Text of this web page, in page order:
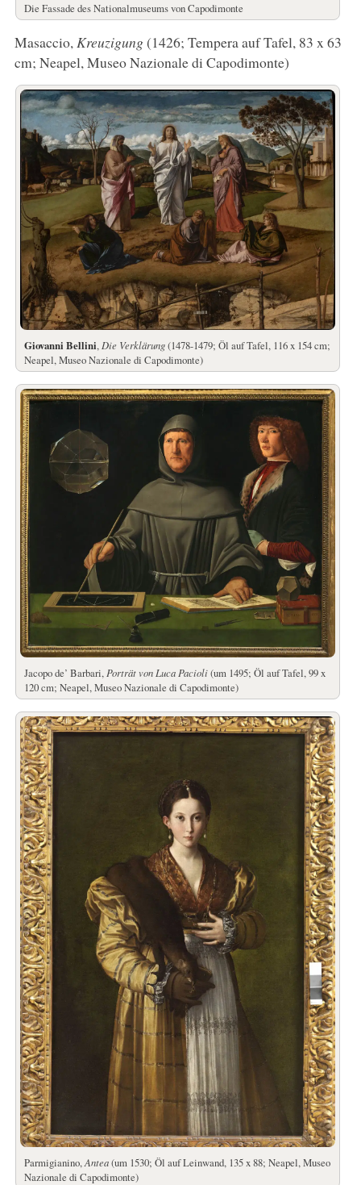
Die Fassade des Nationalmuseums von Capodimonte
Masaccio, Kreuzigung(1426; Tempera auf Tafel, 83 x 63
cm; Neapel, Museo Nazionale di Capodimonte)
Giovanni Bellini, Die Verklärung(1478-1479; Öl auf Tafel, 116 x 154 cm;
Neapel, Museo Nazionale di Capodimonte)
Jacopo de’ Barbari, Porträt von Luca Pacioli(um 1495; Öl auf Tafel, 99 x
120 cm; Neapel, Museo Nazionale di Capodimonte)
Parmigianino,Antea(um 1530; Öl auf Leinwand, 135 x 88; Neapel, Museo
Nazionale di Capodimonte)